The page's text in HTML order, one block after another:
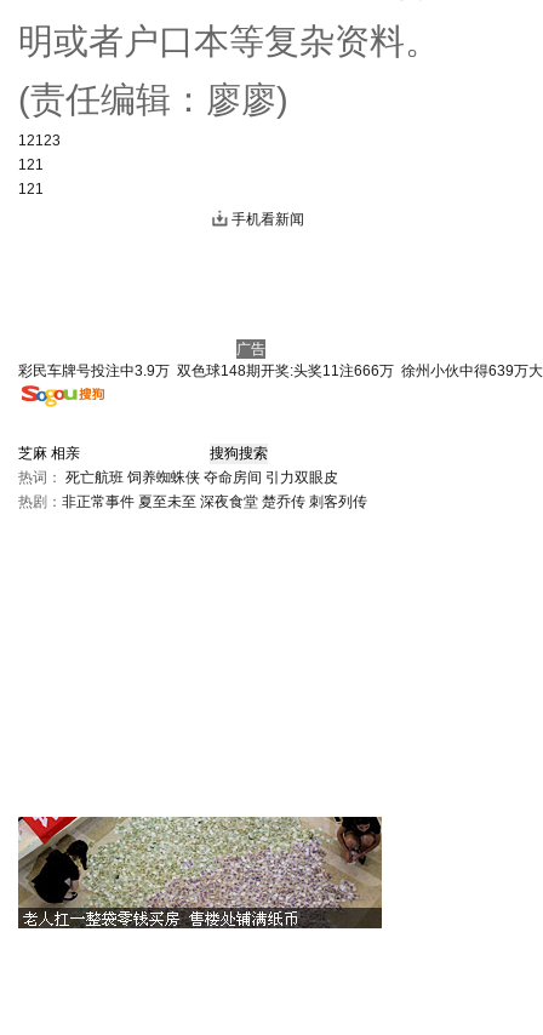
明或者户口本等复杂资料。
(责任编辑：廖廖)
12123
121
121
手机看新闻
广告
彩民车牌号投注中3.9万 双色球148期开奖:头奖11注666万 徐州小伙中得639万
热词： 死亡航班 饲养蜘蛛侠 夺命房间 引力双眼皮
热剧： 非正常事件 夏至未至 深夜食堂 楚乔传 刺客列传